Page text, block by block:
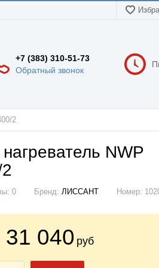
+7 (383) 310-51-73
Обратный звонок
2
NWP
0 Бренд: ЛИССАНТ Номер:
31 040 руб